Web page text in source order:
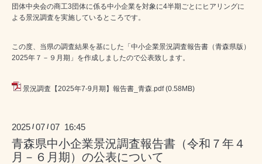
団体中央会の商工3団体に係る中小企業を対象に4半期ごとにヒアリングに
よる景況調査を実施しているところです。
この度、当県の調査結果を基にした「中小企業景況調査報告書（青森県版）
2025年７－９月期」を作成しましたので公表致します。
景況調査【2025年7-9月期】報告書_青森.pdf (0.58MB)
2025 /07 /07 16:45
青森県中小企業景況調査報告書（令和７年４
月－６月期）の公表について